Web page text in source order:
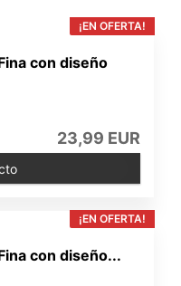
¡EN OFERTA!
con diseño
23,99 EUR
¡EN OFERTA!
con diseño...